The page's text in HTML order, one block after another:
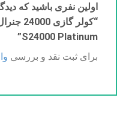
اولین نفری باشید که
S24000 Platinum”
برای ثبت نقد و بررسی